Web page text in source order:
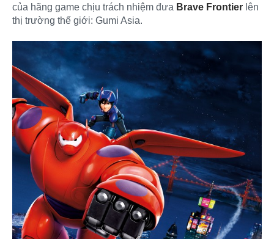
của hãng game chịu trách nhiệm đưa Brave Frontier lên
thị trường thế giới: Gumi Asia.